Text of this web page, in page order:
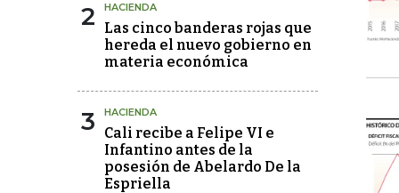
2 HACIENDA
Las cinco banderas rojas que
hereda el nuevo gobierno en
materia económica
3 HACIENDA
Cali recibe a Felipe VI e
Infantino antes de la
posesión de Abelardo De la
Espriella